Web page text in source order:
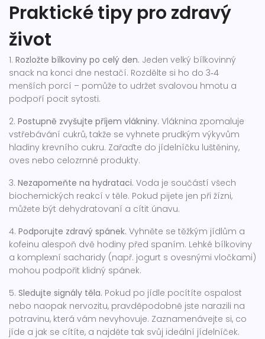
Praktické tipy pro zdravý
život
1. Rozložte bílkoviny po celý den. Jeden velký bílkovinný
snack na konci dne nestačí. Rozdělte si ho do 3‑4
menších porcí – pomůže to udržet svalovou hmotu a
podpoří pocit sytosti.
2. Postupně zvyšujte příjem vlákniny. Vláknina zpomaluje
vstřebávání cukrů, takže se vyhnete prudkým výkyvům
hladiny krevního cukru. Zařaďte do jídelníčku luštěniny,
oves nebo celozrnné produkty.
3. Nezapomeňte na hydrataci. Voda je součástí všech
biochemických reakcí v těle. Pokud pijete jen při žízni,
můžete být dehydratovaní a cítit únavu.
4. Podporujte zdravý spánek. Vyhněte se těžkým jídlům a
kofeinu alespoň dvě hodiny před spaním. Lehké bílkoviny
a komplexní sacharidy (např. jogurt s ovesnými vločkami)
mohou podpořit klidný spánek.
5. Sledujte signály těla. Pokud po jídle pocítíte ospalost
nebo naopak nervozitu, pravděpodobně jste narazili na
potravinu, která vám nevyhovuje. Zaznamenávejte si, co
jíde a jak se cítíte, a najděte tak svůj ideální jídelníček.